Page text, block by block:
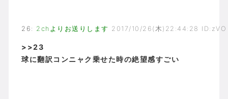
26 : 2chよりお送りします 2017/10/26(木)22:44:28 ID:zVO
>>23
球に翻訳コンニャク乗せた時の絶望感すごい